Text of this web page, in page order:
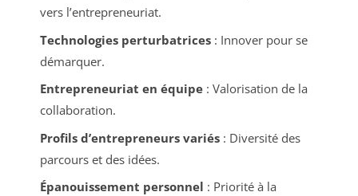
vers l’entrepreneuriat.
Technologies perturbatrices: Innover pour se
démarquer.
Entrepreneuriat en équipe: Valorisation de la
collaboration.
Profils d’entrepreneurs variés: Diversité des
parcours et des idées.
Épanouissement personnel : Priorité à la